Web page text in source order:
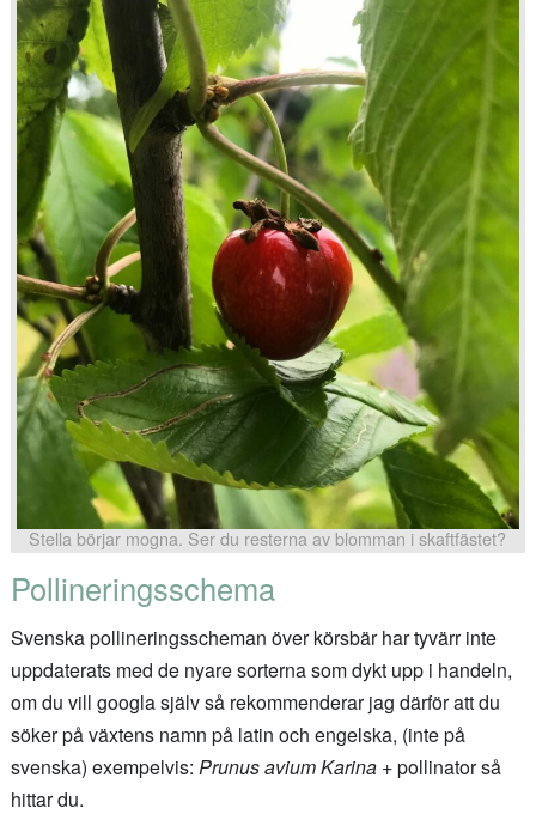
Stella börjar mogna. Ser du resterna av blomman i skaftfästet?
Pollineringsschema
Svenska pollineringsscheman över körsbär har tyvärr inte
uppdaterats med de nyare sorterna som dykt upp i handeln,
om du vill googla själv så rekommenderar jag därför att du
söker på växtens namn på latin och engelska, (inte på
svenska) exempelvis: Prunus avium Karina+ pollinator så
hittar du.